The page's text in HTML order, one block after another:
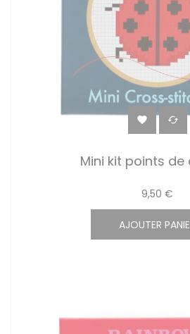
 
Mini kit points de
9,50 €
AJOUTER